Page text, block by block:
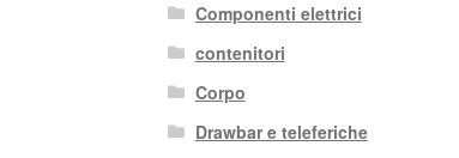
Componenti elettrici
contenitori
Corpo
Drawbar e teleferiche